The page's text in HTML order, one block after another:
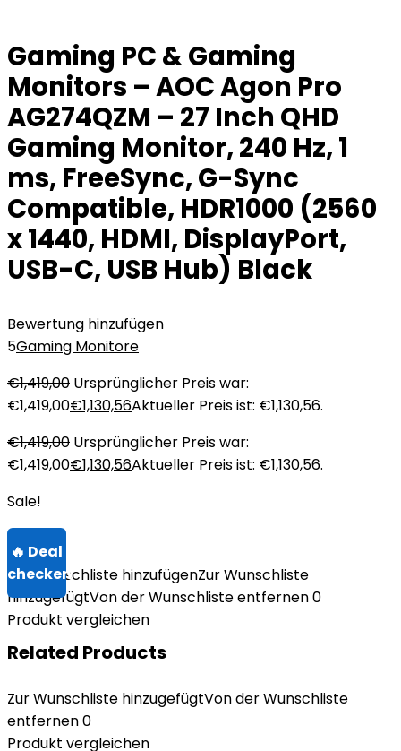
Gaming PC & Gaming
Monitors – AOC Agon Pro
AG274QZM – 27 Inch QHD
Gaming Monitor, 240 Hz, 1
ms, FreeSync, G-Sync
Compatible, HDR1000 (2560
x 1440, HDMI, DisplayPort,
USB-C, USB Hub) Black
Bewertung hinzufügen
5Gaming Monitore
€1,419,00 Ursprünglicher Preis war:
€1,419,00€1,130,56Aktueller Preis ist: €1,130,56.
€1,419,00 Ursprünglicher Preis war:
€1,419,00€1,130,56Aktueller Preis ist: €1,130,56.
Sale!
Zur Wunschliste hinzufügenZur Wunschliste
hinzugefügtVon der Wunschliste entfernen0
Produkt vergleichen
Related Products
Zur Wunschliste hinzugefügtVon der Wunschliste
entfernen0
Produkt vergleichen